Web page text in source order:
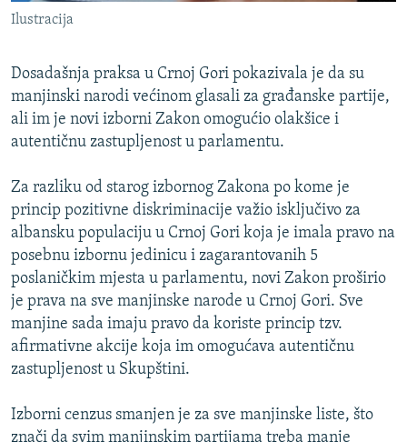
POPLAVE I KLIZIŠTA U BIH 2024.
POST SCRIPTUM
MOJA EVROPA
SVE KARTE DEJTONA
NASTANAK I RASPAD JUGOSLAVIJE
Sve RFE/RL stranice
Ilustracija
Dosadašnja praksa u Crnoj Gori pokazivala je da su
manjinski narodi većinom glasali za građanske partije,
ali im je novi izborni Zakon omogućio olakšice i
autentičnu zastupljenost u parlamentu.
Za razliku od starog izbornog Zakona po kome je
princip pozitivne diskriminacije važio isključivo za
albansku populaciju u Crnoj Gori koja je imala pravo na
posebnu izbornu jedinicu i zagarantovanih 5
poslaničkim mjesta u parlamentu, novi Zakon proširio
je prava na sve manjinske narode u Crnoj Gori. Sve
manjine sada imaju pravo da koriste princip tzv.
afirmativne akcije koja im omogućava autentičnu
zastupljenost u Skupštini.
Izborni cenzus smanjen je za sve manjinske liste, što
znači da svim manjinskim partijama treba manje